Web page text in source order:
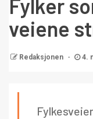
Fylker
veiene
Redaksjonen 4.